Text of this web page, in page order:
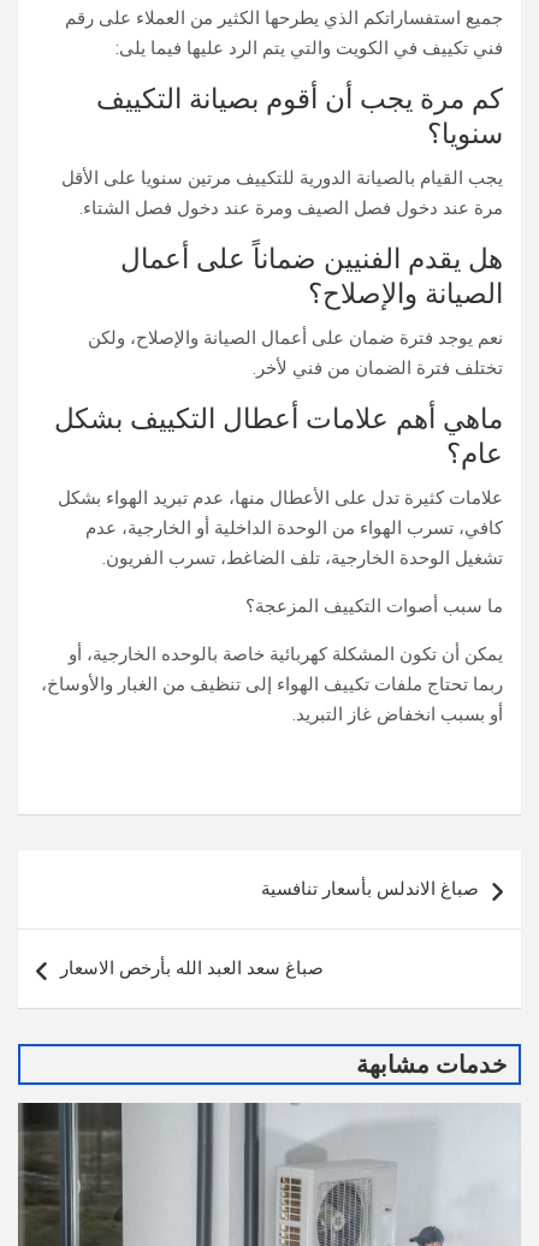
جميع استفساراتكم الذي يطرحها الكثير من العملاء على رقم
فني تكييف في الكويت والتي يتم الرد عليها فيما يلى:
كم مرة يجب أن أقوم بصيانة التكييف
سنويا؟
يجب القيام بالصيانة الدورية للتكييف مرتين سنويا على الأقل
مرة عند دخول فصل الصيف ومرة عند دخول فصل الشتاء.
هل يقدم الفنيين ضماناً على أعمال
الصيانة والإصلاح؟
نعم يوجد فترة ضمان على أعمال الصيانة والإصلاح، ولكن
تختلف فترة الضمان من فني لأخر.
ماهي أهم علامات أعطال التكييف بشكل
عام؟
علامات كثيرة تدل على الأعطال منها، عدم تبريد الهواء بشكل
كافي، تسرب الهواء من الوحدة الداخلية أو الخارجية، عدم
تشغيل الوحدة الخارجية، تلف الضاغط، تسرب الفريون.
ما سبب أصوات التكييف المزعجة؟
يمكن أن تكون المشكلة كهربائية خاصة بالوحده الخارجية، أو
ربما تحتاج ملفات تكييف الهواء إلى تنظيف من الغبار والأوساخ،
أو بسبب انخفاض غاز التبريد.
المقالات
صباغ الاندلس بأسعار تنافسية
صباغ سعد العبد الله بأرخص الاسعار
خدمات مشابهة